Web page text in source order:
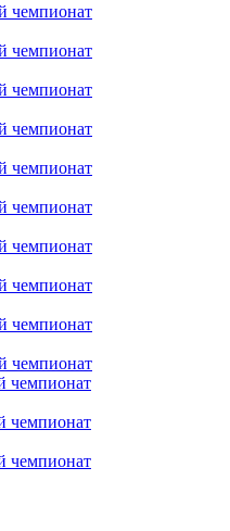
чемпионат
чемпионат
чемпионат
чемпионат
чемпионат
чемпионат
чемпионат
чемпионат
чемпионат
чемпионат
чемпионат
чемпионат
чемпионат